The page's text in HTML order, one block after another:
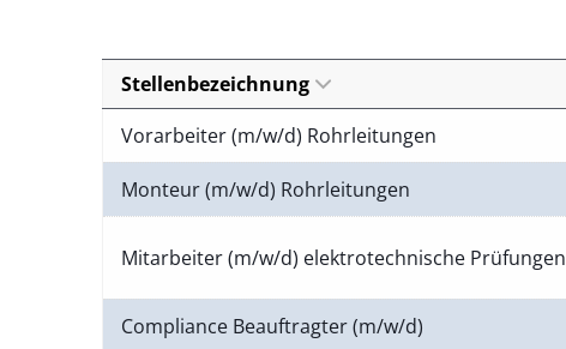
Stellenbezeichnung
Vorarbeiter (m/w/d) Rohrleitungen
Monteur (m/w/d) Rohrleitungen
Mitarbeiter (m/w/d) elektrotechnische Prüfungen
Compliance Beauftragter (m/w/d)